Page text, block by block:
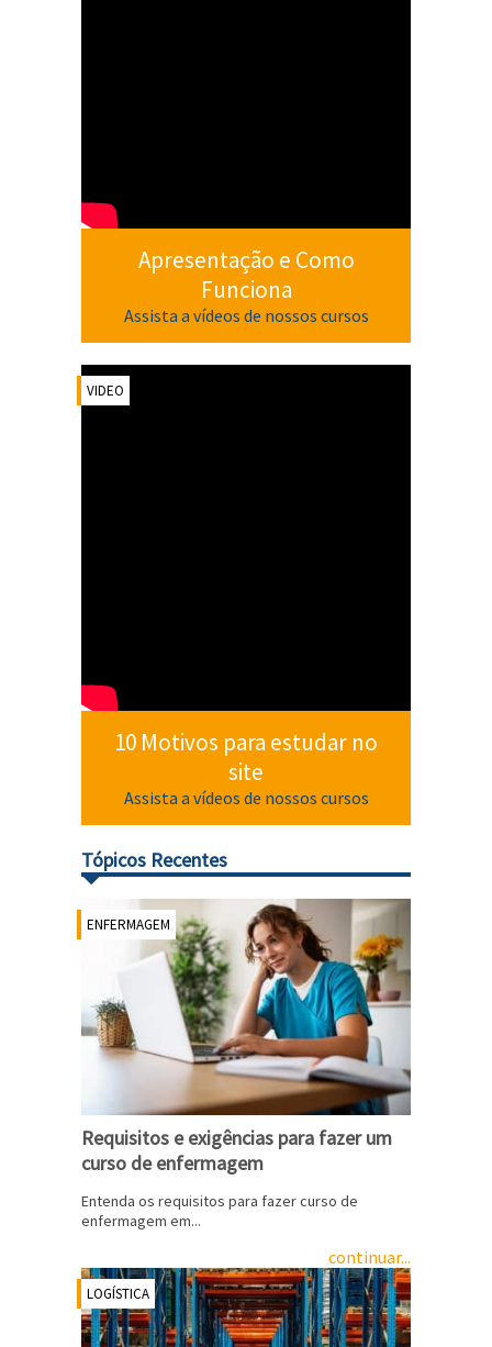
Apresentação e Como
Funciona
Assista a vídeos de nossos cursos
VIDEO
10 Motivos para estudar no
site
Assista a vídeos de nossos cursos
Tópicos Recentes
ENFERMAGEM
Requisitos e exigências para fazer um
curso de enfermagem
Entenda os requisitos para fazer curso de
enfermagem em...
continuar...
LOGÍSTICA